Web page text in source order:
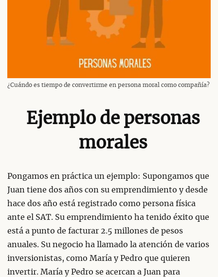
¿Cuándo es tiempo de convertirme en persona moral como compañía?
Ejemplo de personas
morales
Pongamos en práctica un ejemplo: Supongamos que
Juan tiene dos años con su emprendimiento y desde
hace dos año está registrado como persona física
ante el SAT. Su emprendimiento ha tenido éxito que
está a punto de facturar 2.5 millones de pesos
anuales. Su negocio ha llamado la atención de varios
inversionistas, como María y Pedro que quieren
invertir. María y Pedro se acercan a Juan para